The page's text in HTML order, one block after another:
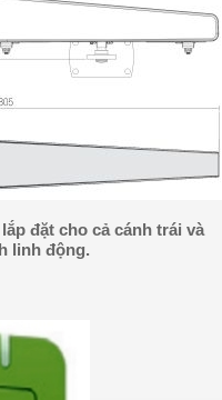
đặt cho cả cánh trái và
linh động.